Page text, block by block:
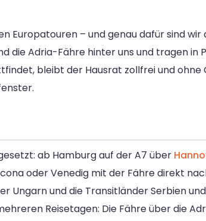
Europatouren – und genau dafür sind
die Adria-Fähre hinter uns und tragen in
bleibt der Hausrat zollfrei und ohne
ab Hamburg auf der A7 über
oder Venedig mit der Fähre direkt
Ungarn und die Transitländer Serbien
Reisetagen: Die Fähre über die